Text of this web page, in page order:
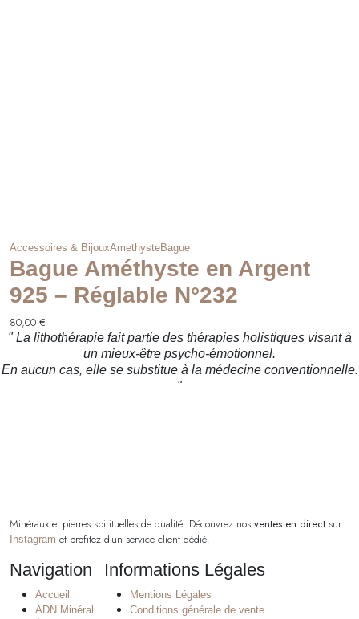
Accessoires & BijouxAmethysteBague
Bague Améthyste en Argent
925 – Réglable N°232
80,00 €
" La lithothérapie fait partie des thérapies holistiques visant à
un mieux-être psycho-émotionnel.
En aucun cas, elle se substitue à la médecine conventionnelle.
"
Minéraux et pierres spirituelles de qualité. Découvrez nos ventes en direct sur
Instagram et profitez d’un service client dédié.
Navigation
Accueil
ADN Minéral
Informations Légales
Mentions Légales
Conditions générale de vente